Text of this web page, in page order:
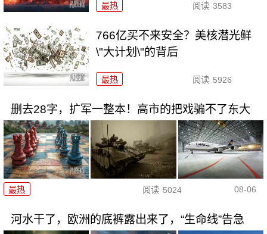
最热 阅读 3583
766亿买不来安全？美核潜光鲜
\"大计划\"的背后
最热 阅读 5926
删去28字，扩军一整本！高市的把戏骗不了东大
最热 阅读 5024 08-06
河水干了，欧洲的底裤露出来了，“生命线”告急